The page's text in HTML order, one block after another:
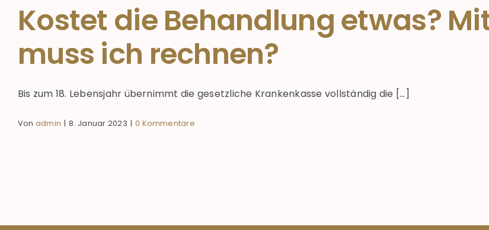
Kostet die Behandlung etwas?
muss ich rechnen?
Bis zum 18. Lebensjahr übernimmt die gesetzliche Krankenkasse vollständig die [...]
Von admin | 8. Januar 2023 | 0 Kommentare